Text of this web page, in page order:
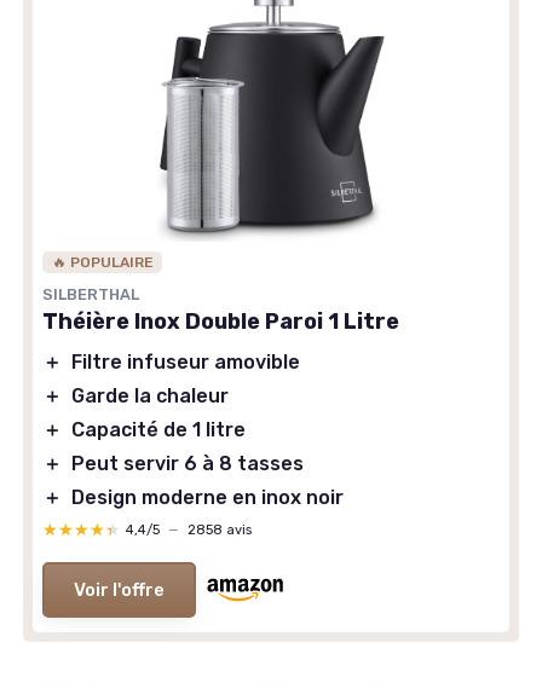
🔥 POPULAIRE
SILBERTHAL
Théière Inox Double Paroi 1 Litre
＋
Filtre infuseur amovible
＋
Garde la chaleur
＋
Capacité de 1 litre
＋
Peut servir 6 à 8 tasses
＋
Design moderne en inox noir
★★★★★
★★★★★ 4,4/5 — 2858 avis
Voir l'offre